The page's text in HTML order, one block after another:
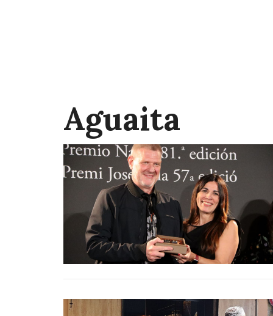
Aguaita